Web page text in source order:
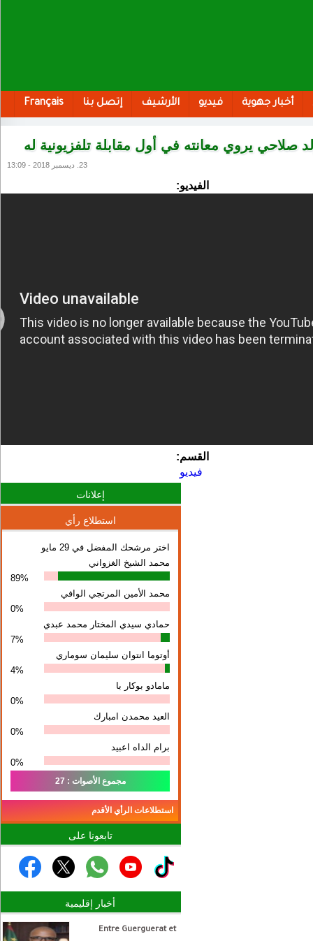
أخبار جهوية فيديو الأرشيف إتصل بنا Français
صلاحي يروي معانته في أول مقابلة تلفزيونية له
23. ديسمبر 2018 - 13:09
الفيديو:
القسم:
فيديو
إعلانات
استطلاع رأي
اختر مرشحك المفضل في 29 مايو
محمد الشيخ الغزواني
89%
محمد الأمين المرتجي الوافي
0%
حمادي سيدي المختار محمد عبدي
7%
أوتوما انتوان سلیمان سوماري
4%
مامادو بوكار با
0%
العيد محمدن امبارك
0%
برام الداه اعبيد
0%
مجموع الأصوات : 27
استطلاعات الرأي الأقدم
تابعونا على
أخبار إقليمية
Entre Guerguerat et